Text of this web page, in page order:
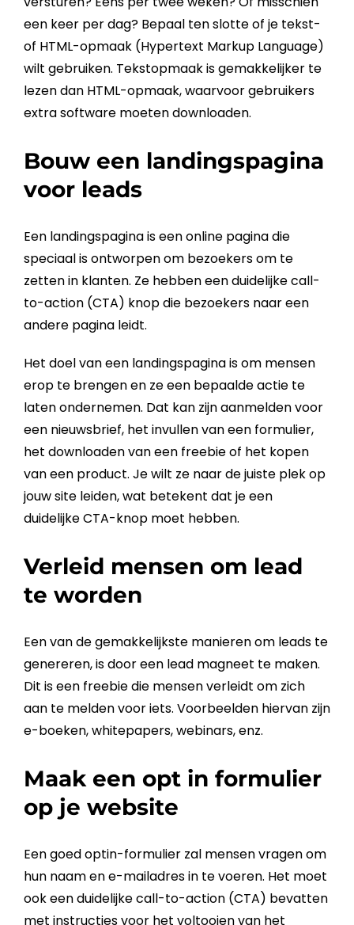
een keer per dag? Bepaal ten slotte of je tekst-
of HTML-opmaak (Hypertext Markup Language)
wilt gebruiken. Tekstopmaak is gemakkelijker te
lezen dan HTML-opmaak, waarvoor gebruikers
extra software moeten downloaden.
Bouw een landingspagina
voor leads
Een landingspaginais een online pagina die
speciaal is ontworpen om bezoekers om te
zetten in klanten. Ze hebben een duidelijke call-
to-action (CTA) knop die bezoekers naar een
andere pagina leidt.
Het doel van een landingspaginais om mensen
erop te brengen en ze een bepaalde actie te
laten ondernemen. Dat kan zijn aanmelden voor
een nieuwsbrief, het invullen van een formulier,
het downloaden van een freebie of het kopen
van een product. Je wilt ze naar de juiste plek op
jouw site leiden, wat betekent dat je een
duidelijke CTA-knop moet hebben.
Verleid mensen om lead
te worden
Een van de gemakkelijkste manieren om leads te
genereren, is door een leadmagneet te maken.
Dit is een freebie die mensen verleidt om zich
aan te melden voor iets. Voorbeelden hiervan zijn
e-boeken, whitepapers, webinars, enz.
Maak een opt in formulier
op je website
Een goed optin-formulier zal mensen vragen om
hun naam ene-mailadresin te voeren. Het moet
ook een duidelijke call-to-action (CTA) bevatten
met instructies voor het voltooien van het